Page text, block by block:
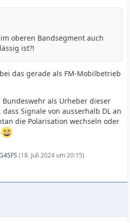
oberen Bandsegment auch
ist?!
das gerade als FM-Mobilbetrieb
als Urheber dieser
Signale von ausserhalb DL an
die Polarisation wechseln oder
(18. Juli 2024 um 20:15)